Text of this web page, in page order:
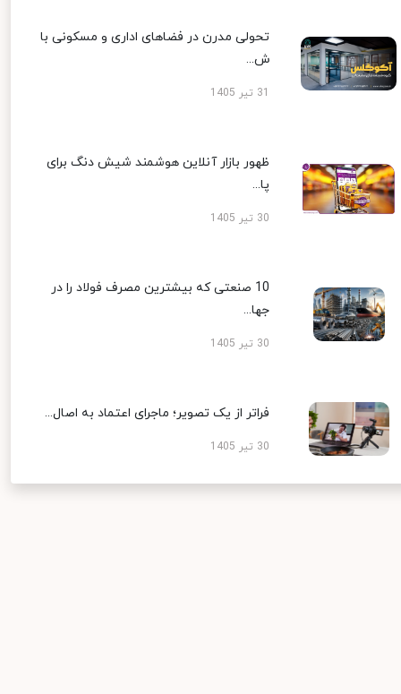
تحولی مدرن در فضاهای اداری و مسکونی با
ش...
ظهور بازار آنلاین هوشمند شیش دنگ برای
پا...
30 تیر 1405
10 صنعتی که بیشترین مصرف فولاد را در
جها...
30 تیر 1405
فراتر از یک تصویر؛ ماجرای اعتماد به اصال...
30 تیر 1405